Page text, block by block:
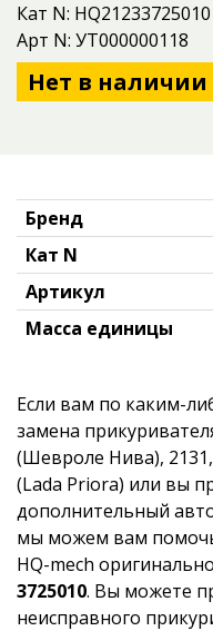
Кат N: HQ21233725010
Арт N: УТ000000118
Нет в наличии
Бренд
Кат N
Артикул
Масса единицы
Если вам по каким-
замена
(Шевроле Нива), 2131,
(Lada Priora) или вы
дополнительный
мы можем вам
HQ-mech
3725010. Вы можете
неисправного